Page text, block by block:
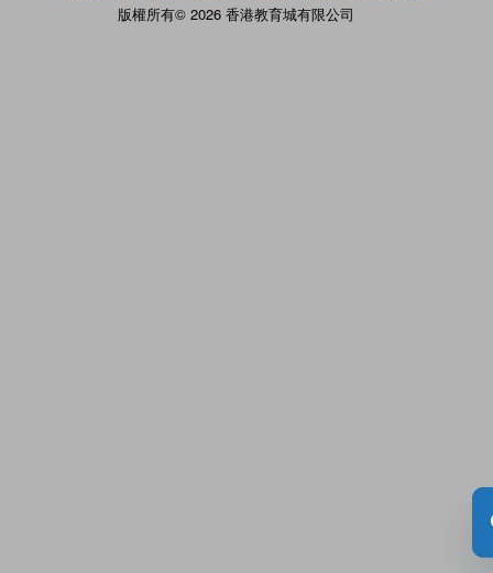
版權所有© 2026 香港教育城有限公司